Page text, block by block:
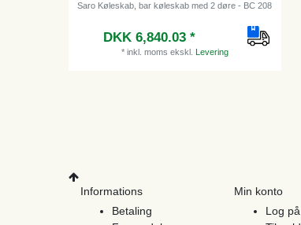
Saro Køleskab, bar køleskab med 2 døre - BC 208
DKK 6,840.03 *
* inkl. moms ekskl. Levering
Informations
Betaling
Min konto
Log på